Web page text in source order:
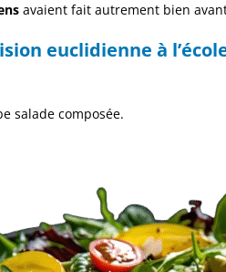
avaient fait autrement bien
euclidienne à
salade composée.